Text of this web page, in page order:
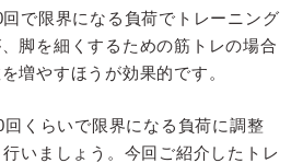
で限界になる負荷でトレーニング
脚を細くするための筋トレの場合
増やすほうが効果的です。
くらいで限界になる負荷に調整
いましょう。今回ご紹介したトレ